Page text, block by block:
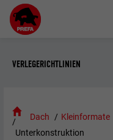
VERLEGERICHTLINIEN
Dach Kleinformate
Unterkonstruktion